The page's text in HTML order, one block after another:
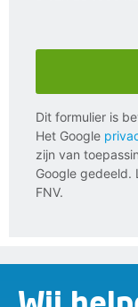
Dit formulier is
Het Google
zijn van
Google gedeeld.
FNV.